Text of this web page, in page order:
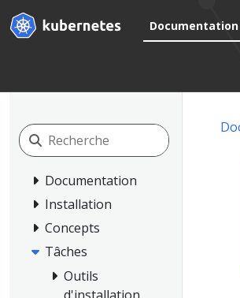
Documentation
Documentation
Installation
Concepts
Tâches
Outils